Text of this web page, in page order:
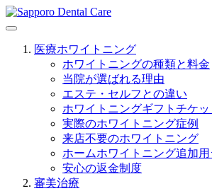
医療ホワイトニング
ホワイトニングの種類と料金
当院が選ばれる理由
エステ・セルフとの違い
ホワイトニングギフトチケッ
実際のホワイトニング症例
来店不要のホワイトニング
ホームホワイトニング追加
安心の返金制度
審美治療